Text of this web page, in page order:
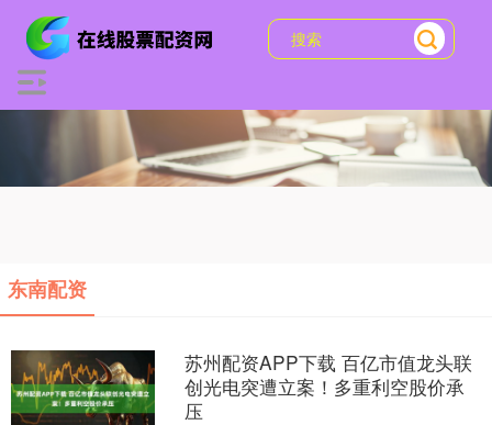
东南配资
苏州配资APP下载 百亿市值龙头联
创光电突遭立案！多重利空股价承
压